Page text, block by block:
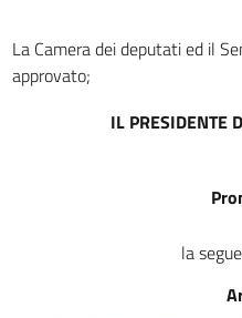
La Camera dei deputati ed il
approvato;
IL PRESIDENTE
la